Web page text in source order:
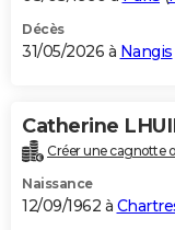
Décès
31/05/2026 à Nangis
Catherine
Créer une cagnotte
Naissance
12/09/1962 à